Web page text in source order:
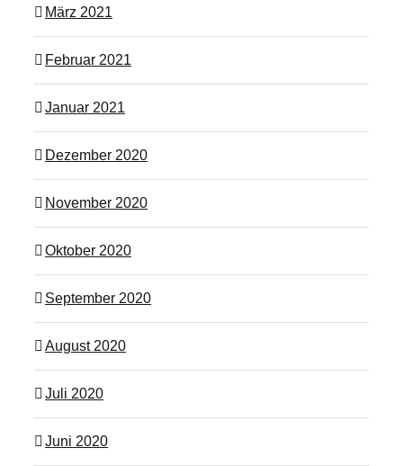
März 2021
Februar 2021
Januar 2021
Dezember 2020
November 2020
Oktober 2020
September 2020
August 2020
Juli 2020
Juni 2020